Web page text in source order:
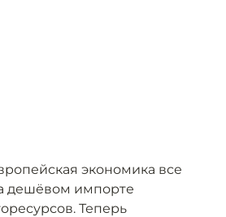
экономика все
дешёвом импорте
Теперь